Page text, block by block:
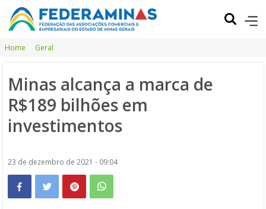
Home Geral
Minas alcança a marca de
R$189 bilhões em
investimentos
23 de dezembro de 2021 - 09:04